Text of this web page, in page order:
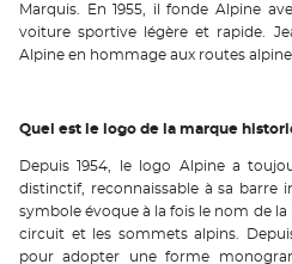
Marquis. En 1955, il fonde Alpine
voiture sportive légère et rapide.
Alpine en hommage aux routes
Quel est le logo de la marque
Depuis 1954, le logo Alpine a
distinctif, reconnaissable à sa barre
symbole évoque à la fois le nom de la
circuit et les sommets alpins.
pour adopter une forme